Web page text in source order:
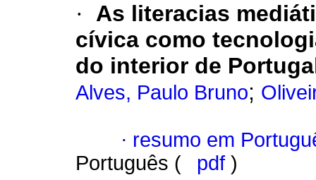
·
As literacias
cívica como
do interior de
Alves, Paulo Bruno;
· resumo em
Português (
pdf )